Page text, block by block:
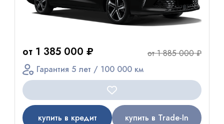
от 1 385 000 ₽
от 1 885 000 ₽
Гарантия 5 лет / 100 000 км
купить в кредит купить в Trade-In